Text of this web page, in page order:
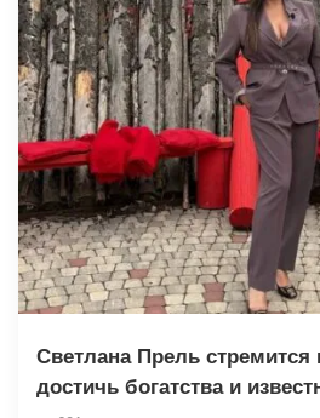
Светлана Прель стремится
достичь богатства и